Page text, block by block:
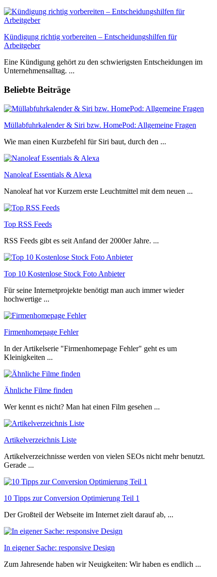
Kündigung richtig vorbereiten – Entscheidungshilfen für
Arbeitgeber
Eine Kündigung gehört zu den schwierigsten Entscheidungen im
Unternehmensalltag. ...
Beliebte Beiträge
Müllabfuhrkalender & Siri bzw. HomePod: Allgemeine Fragen
Wie man einen Kurzbefehl für Siri baut, durch den ...
Nanoleaf Essentials & Alexa
Nanoleaf hat vor Kurzem erste Leuchtmittel mit dem neuen ...
Top RSS Feeds
RSS Feeds gibt es seit Anfand der 2000er Jahre. ...
Top 10 Kostenlose Stock Foto Anbieter
Für seine Internetprojekte benötigt man auch immer wieder
hochwertige ...
Firmenhomepage Fehler
In der Artikelserie "Firmenhomepage Fehler" geht es um
Kleinigkeiten ...
Ähnliche Filme finden
Wer kennt es nicht? Man hat einen Film gesehen ...
Artikelverzeichnis Liste
Artikelverzeichnisse werden von vielen SEOs nicht mehr benutzt.
Gerade ...
10 Tipps zur Conversion Optimierung Teil 1
Der Großteil der Webseite im Internet zielt darauf ab, ...
In eigener Sache: responsive Design
Zum Jahresende haben wir Neuigkeiten: Wir haben es endlich ...